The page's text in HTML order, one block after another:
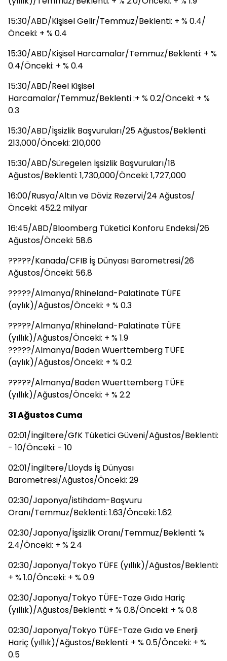
15:30/ABD/Kişisel Gelir/Temmuz/Beklenti: + % 0.4/
Önceki: + % 0.4
15:30/ABD/Kişisel Harcamalar/Temmuz/Beklenti: + %
0.4/Önceki: + % 0.4
15:30/ABD/Reel Kişisel
Harcamalar/Temmuz/Beklenti :+ % 0.2/Önceki: + %
0.3
15:30/ABD/İşsizlik Başvuruları/25 Ağustos/Beklenti:
213,000/Önceki: 210,000
15:30/ABD/Süregelen İşsizlik Başvuruları/18
Ağustos/Beklenti: 1,730,000/Önceki: 1,727,000
16:00/Rusya/Altın ve Döviz Rezervi/24 Ağustos/
Önceki: 452.2 milyar
16:45/ABD/Bloomberg Tüketici Konforu Endeksi/26
Ağustos/Önceki: 58.6
?????/Kanada/CFIB İş Dünyası Barometresi/26
Ağustos/Önceki: 56.8
?????/Almanya/Rhineland-Palatinate TÜFE
(aylık)/Ağustos/Önceki: + % 0.3
?????/Almanya/Rhineland-Palatinate TÜFE
(yıllık)/Ağustos/Önceki: + % 1.9
?????/Almanya/Baden Wuerttemberg TÜFE
(aylık)/Ağustos/Önceki: + % 0.2
?????/Almanya/Baden Wuerttemberg TÜFE
(yıllık)/Ağustos/Önceki: + % 2.2
31 Ağustos Cuma
02:01/İngiltere/GfK Tüketici Güveni/Ağustos/Beklenti:
- 10/Önceki: - 10
02:01/İngiltere/Lloyds İş Dünyası
Barometresi/Ağustos/Önceki: 29
02:30/Japonya/istihdam-Başvuru
Oranı/Temmuz/Beklenti: 1.63/Önceki: 1.62
02:30/Japonya/İşsizlik Oranı/Temmuz/Beklenti: %
2.4/Önceki: + % 2.4
02:30/Japonya/Tokyo TÜFE (yıllık)/Ağustos/Beklenti:
+ % 1.0/Önceki: + % 0.9
02:30/Japonya/Tokyo TÜFE-Taze Gıda Hariç
(yıllık)/Ağustos/Beklenti: + % 0.8/Önceki: + % 0.8
02:30/Japonya/Tokyo TÜFE-Taze Gıda ve Enerji
Hariç (yıllık)/Ağustos/Beklenti: + % 0.5/Önceki: + %
0.5